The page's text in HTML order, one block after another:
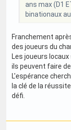
ans max (D1
binationaux
Franchement
des joueurs du
Les joueurs
ils peuvent faire
L'espérance
la clé de la
défi.